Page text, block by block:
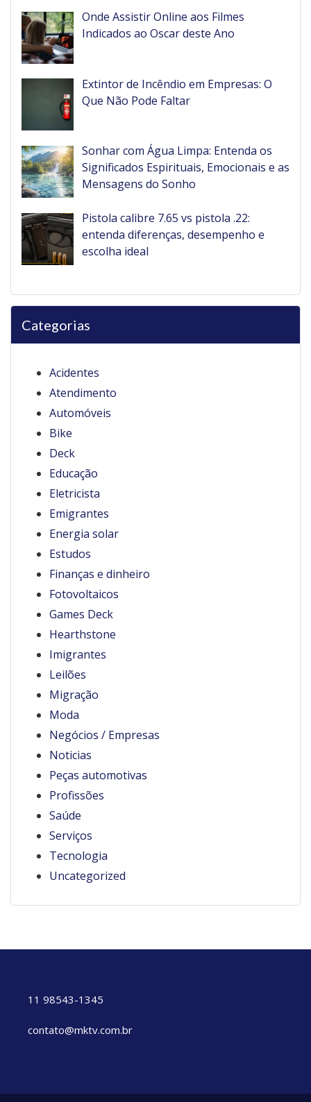
Onde Assistir Online aos Filmes
Indicados ao Oscar deste Ano
Extintor de Incêndio em Empresas: O
Que Não Pode Faltar
Sonhar com Água Limpa: Entenda os
Significados Espirituais, Emocionais e as
Mensagens do Sonho
Pistola calibre 7.65 vs pistola .22:
entenda diferenças, desempenho e
escolha ideal
Categorias
Acidentes
Atendimento
Automóveis
Bike
Deck
Educação
Eletricista
Emigrantes
Energia solar
Estudos
Finanças e dinheiro
Fotovoltaicos
Games Deck
Hearthstone
Imigrantes
Leilões
Migração
Moda
Negócios / Empresas
Noticias
Peças automotivas
Profissões
Saúde
Serviços
Tecnologia
Uncategorized
11 98543-1345
contato@mktv.com.br